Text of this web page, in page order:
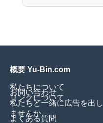
概要 Yu-Bin.com
私たちについて
お問い合わせ
リンクについて
私たちと一緒に広告を出し
ませんか
よくある質問